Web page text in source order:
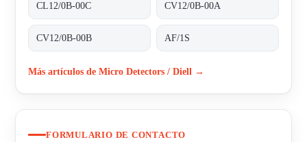
CL12/0B-00C CV12/0B-00A
CV12/0B-00B AF/1S
Más artículos de Micro Detectors / Diell →
FORMULARIO DE CONTACTO